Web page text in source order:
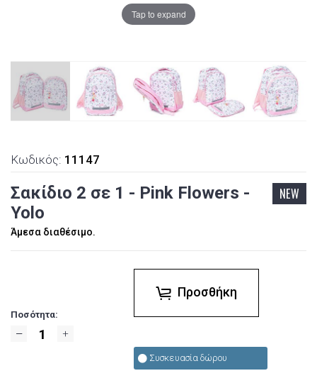
Tap to expand
Κωδικός: 11147
Σακίδιο 2 σε 1 - Pink Flowers -
Yolo
NEW
Άμεσα διαθέσιμο.
Ποσότητα:
Προσθήκη
Συσκευασία δώρου